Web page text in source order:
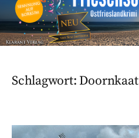
Schlagwort: Doornkaat